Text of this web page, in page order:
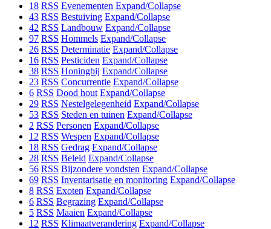
18 RSS Evenementen Expand/Collapse
43 RSS Bestuiving Expand/Collapse
42 RSS Landbouw Expand/Collapse
97 RSS Hommels Expand/Collapse
26 RSS Determinatie Expand/Collapse
16 RSS Pesticiden Expand/Collapse
38 RSS Honingbij Expand/Collapse
23 RSS Concurrentie Expand/Collapse
6 RSS Dood hout Expand/Collapse
29 RSS Nestelgelegenheid Expand/Collapse
53 RSS Steden en tuinen Expand/Collapse
2 RSS Personen Expand/Collapse
12 RSS Wespen Expand/Collapse
18 RSS Gedrag Expand/Collapse
28 RSS Beleid Expand/Collapse
56 RSS Bijzondere vondsten Expand/Collapse
69 RSS Inventarisatie en monitoring Expand/Collapse
8 RSS Exoten Expand/Collapse
6 RSS Begrazing Expand/Collapse
5 RSS Maaien Expand/Collapse
12 RSS Klimaatverandering Expand/Collapse